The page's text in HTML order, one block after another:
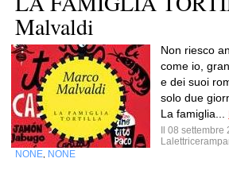
Malvaldi
Non riesco
come io,
e dei suoi
solo due
La famiglia...
Il 08
NONE NONE